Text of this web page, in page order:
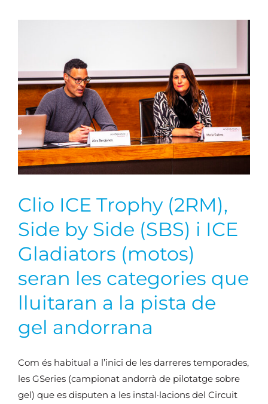
Clio ICE Trophy (2RM),
Side by Side (SBS) i ICE
Gladiators (motos)
seran les categories que
lluitaran a la pista de
gel andorrana
Com és habitual a l’inici de les darreres temporades,
les GSeries (campionat andorrà de pilotatge sobre
gel) que es disputen a les instal·lacions del Circuit